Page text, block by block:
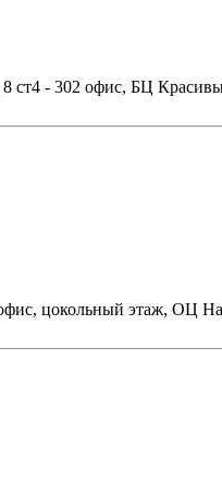
ст4 - 302 офис, БЦ
цокольный этаж, ОЦ